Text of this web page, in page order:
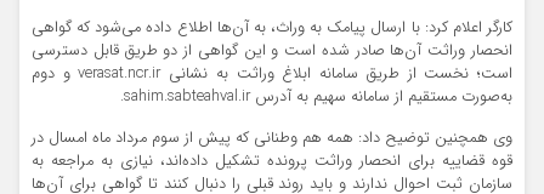
کارگر اعلام کرد: با ارسال پیامک به وراث، به آن‌ها اطلاع داده می‌شود که گواهی
انحصار وراثت آن‌ها صادر شده است و این گواهی از دو طریق قابل دسترسی
است؛ نخست از طریق سامانه ابلاغ وراثت به نشانی verasat.ncr.ir و دوم
به‌صورت مستقیم از سامانه سهیم به آدرس sahim.sabteahval.ir.
وی همچنین توضیح داد: همه هم‌ وطنانی که پیش از سوم مرداد ماه امسال در
قوه قضاییه برای انحصار وراثت پرونده تشکیل داده‌اند، نیازی به مراجعه به
سازمان ثبت احوال ندارند و باید روند قبلی را دنبال کنند تا گواهی برای آن‌ها